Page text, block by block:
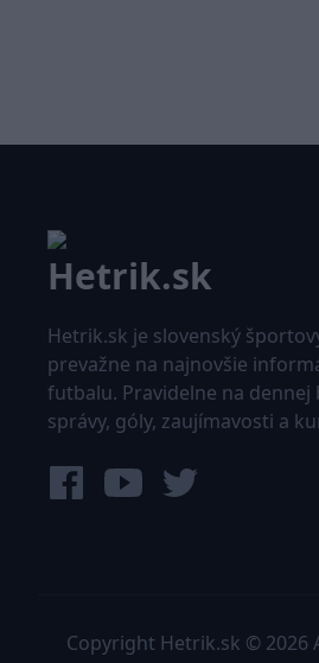
Hetrik.sk je slovenský
prevažne na najnovšie
futbalu. Pravidelne na
správy, góly, zaujímavosti a
Copyright Hetrik.sk © 2026